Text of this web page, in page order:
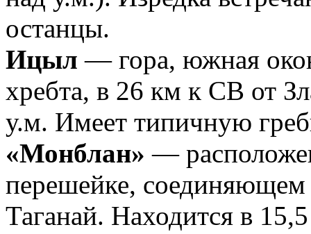
останцы.
Ицыл — гора, южная
хребта, в 26 км к СВ от
у.м. Имеет типичную
«Монблан» —
перешейке,
Таганай. Находится в